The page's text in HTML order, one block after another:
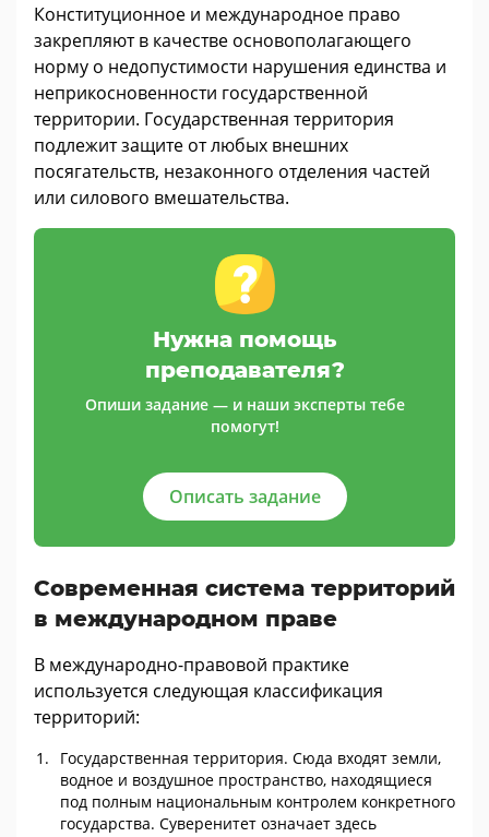
Конституционное и международное право
закрепляют в качестве основополагающего
норму о недопустимости нарушения единства и
неприкосновенности государственной
территории. Государственная территория
подлежит защите от любых внешних
посягательств, незаконного отделения частей
или силового вмешательства.
Нужна помощь
преподавателя?
Опиши задание — и наши эксперты тебе
помогут!
Описать задание
Современная система территорий
в международном праве
В международно-правовой практике
используется следующая классификация
территорий:
Государственная территория. Сюда входят земли,
водное и воздушное пространство, находящиеся
под полным национальным контролем конкретного
государства. Суверенитет означает здесь